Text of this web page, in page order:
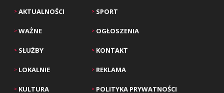
> AKTUALNOŚCI
> WAŻNE
> SŁUŻBY
> LOKALNIE
> KULTURA
> SPORT
> OGŁOSZENIA
> KONTAKT
> REKLAMA
> POLITYKA PRYWATNOŚCI